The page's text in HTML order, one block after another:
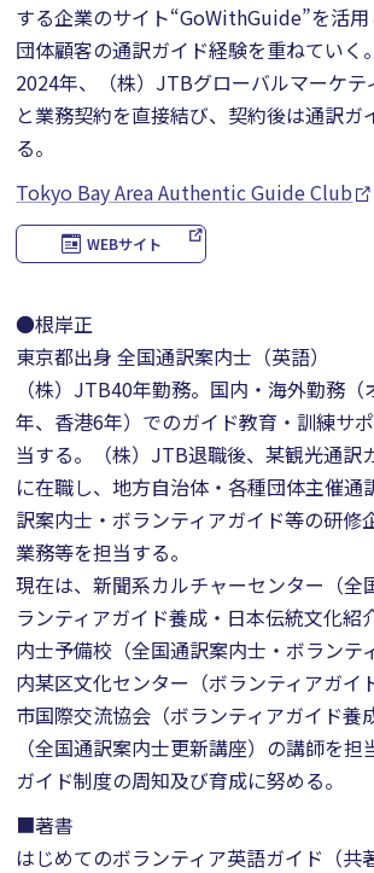
する企業のサイト“GoWithGuide”を活
団体顧客の通訳ガイド経験を重ねていく。
2024年、（株）JTBグローバルマーケテ
と業務契約を直接結び、契約後は通訳ガ
る。
Tokyo Bay Area Authentic Guide Club
WEBサイト
●根岸正
東京都出身 全国通訳案内士（英語）
（株）JTB40年勤務。国内・海外勤務（
年、香港6年）でのガイド教育・訓練サ
当する。（株）JTB退職後、某観光通訳
に在職し、地方自治体・各種団体主催通
訳案内士・ボランティアガイド等の研修
業務等を担当する。
現在は、新聞系カルチャーセンター（全
ランティアガイド養成・日本伝統文化紹
内士予備校（全国通訳案内士・ボランテ
内某区文化センター（ボランティアガイ
市国際交流協会（ボランティアガイド養
（全国通訳案内士更新講座）の講師を
ガイド制度の周知及び育成に努める。
■著書
はじめてのボランティア英語ガイド（共